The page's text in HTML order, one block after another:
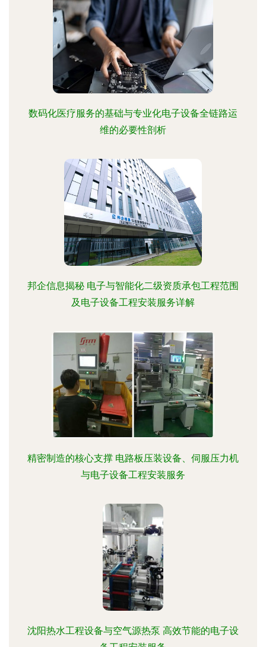
数码化医疗服务的基础与专业化电子设备全链路运
维的必要性剖析
邦企信息揭秘 电子与智能化二级资质承包工程范围
及电子设备工程安装服务详解
精密制造的核心支撑 电路板压装设备、伺服压力机
与电子设备工程安装服务
沈阳热水工程设备与空气源热泵 高效节能的电子设